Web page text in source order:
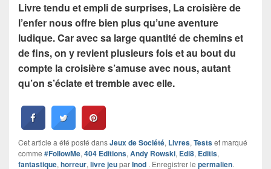
Livre tendu et empli de surprises, La croisière de
l’enfer nous offre bien plus qu’une aventure
ludique. Car avec sa large quantité de chemins et
de fins, on y revient plusieurs fois et au bout du
compte la croisière s’amuse avec nous, autant
qu’on s’éclate et tremble avec elle.
Cet article a été posté dansJeux de Société, Livres, Testset marqué
comme #FollowMe, 404 Editions, Andy Rowski, Edi8, Editis,
fantastique, horreur, livre jeuparInod . Enregistrer le permalien.